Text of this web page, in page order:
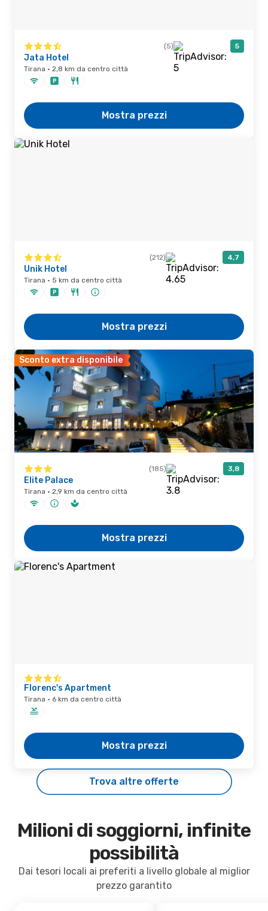
(5) 5
Jata Hotel
Tirana · 2,8 km da centro città
Mostra prezzi
(212) 4,7
Unik Hotel
Tirana · 5 km da centro città
Mostra prezzi
Sconto extra disponibile
(185) 3,8
Elite Palace
Tirana · 2,9 km da centro città
Mostra prezzi
Florenc's Apartment
Tirana · 6 km da centro città
Mostra prezzi
Trova altre offerte
Milioni di soggiorni, infinite
possibilità
Dai tesori locali ai preferiti a livello globale al miglior
prezzo garantito